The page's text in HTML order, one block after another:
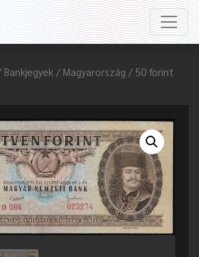
Bankjegyek / Magyarország / 50 forint